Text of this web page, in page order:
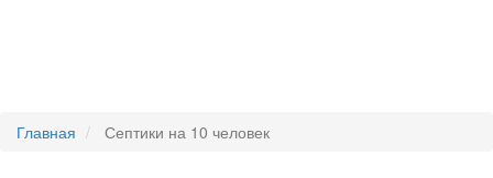
Главная Септики на 10 человек